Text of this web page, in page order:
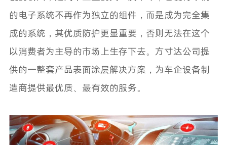
的电子系统不再作为独立的组件，而是成为完全集
成的系统，其优质防护更显重要，否则无法在这个
以消费者为主导的市场上生存下去。方寸达公司提
供的一整套产品表面涂层解决方案，为车企设备制
造商提供最优质、最有效的服务。